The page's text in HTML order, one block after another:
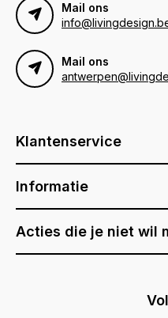
Mail ons
Mail ons
Klantenservice
Informatie
Acties die je niet wil